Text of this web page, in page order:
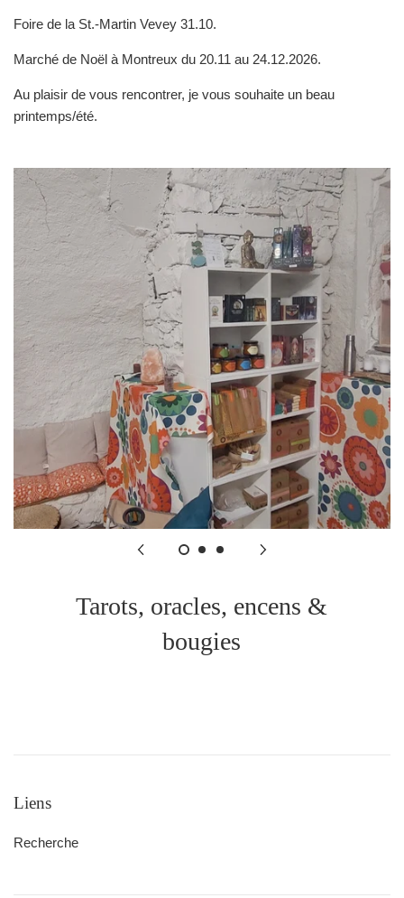
Foire de la St.-Martin Vevey 31.10.
Marché de Noël à Montreux du 20.11 au 24.12.2026.
Au plaisir de vous rencontrer, je vous souhaite un beau
printemps/été.
Tarots, oracles, encens &
bougies
Liens
Recherche